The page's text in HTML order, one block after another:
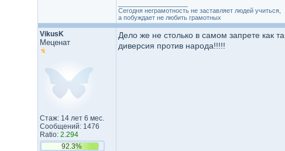
Сегодня неграмотность не заставляет людей учиться,
а побуждает не любить грамотных
VikusK
Меценат
Стаж: 14 лет 6 мес.
Сообщений: 1476
Ratio: 2.294
92.3%
Дело же не столько в самом запрете как
диверсия против народа!!!!!